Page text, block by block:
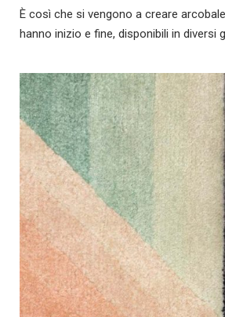
È così che si vengono a creare
hanno inizio e fine, disponibili in diversi